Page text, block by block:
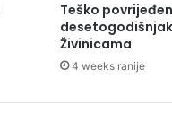
Teško
Živinicama
4 weeks ranije